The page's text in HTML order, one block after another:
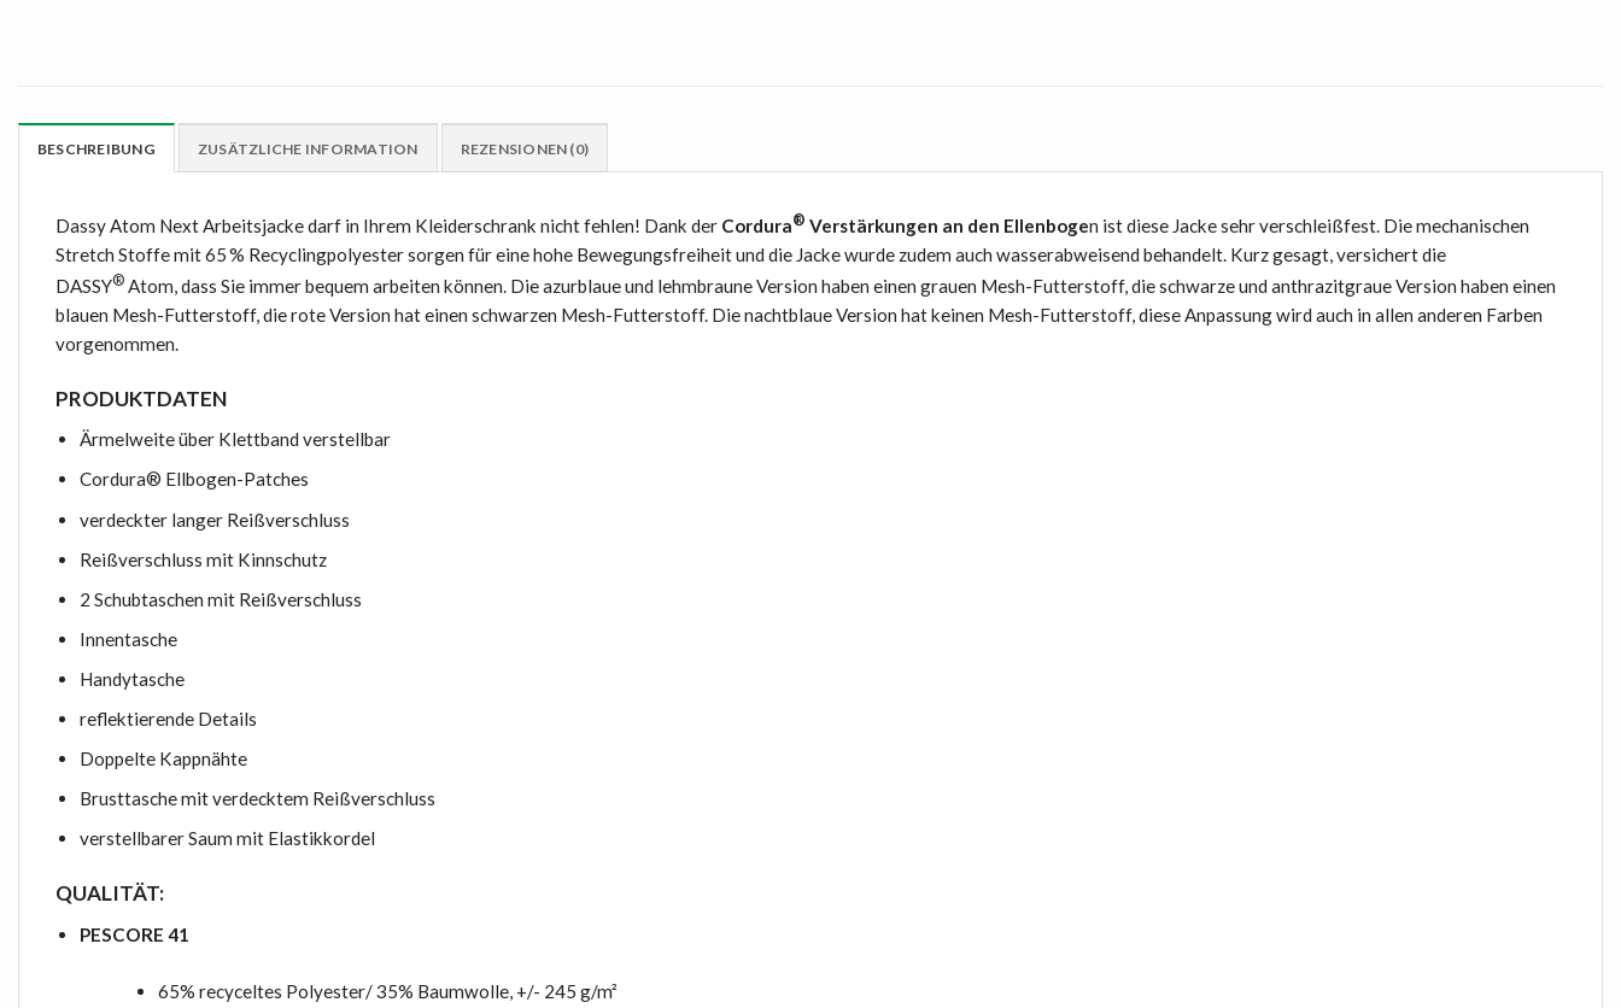
BESCHREIBUNG ZUSÄTZLICHE INFORMATION REZENSIONEN (0)
Dassy Atom Next Arbeitsjacke darf in Ihrem Kleiderschrank nicht fehlen! Dank der Cordura® Verstärkungen an den Ellenbogen ist diese Jacke sehr verschleißfest. Die mechanischen
Stretch Stoffe mit 65 % Recyclingpolyester sorgen für eine hohe Bewegungsfreiheit und die Jacke wurde zudem auch wasserabweisend behandelt. Kurz gesagt, versichert die
DASSY® Atom, dass Sie immer bequem arbeiten können. Die azurblaue und lehmbraune Version haben einen grauen Mesh-Futterstoff, die schwarze und anthrazitgraue Version haben einen
blauen Mesh-Futterstoff, die rote Version hat einen schwarzen Mesh-Futterstoff. Die nachtblaue Version hat keinen Mesh-Futterstoff, diese Anpassung wird auch in allen anderen Farben
vorgenommen.
PRODUKTDATEN
Ärmelweite über Klettband verstellbar
Cordura® Ellbogen-Patches
verdeckter langer Reißverschluss
Reißverschluss mit Kinnschutz
2 Schubtaschen mit Reißverschluss
Innentasche
Handytasche
reflektierende Details
Doppelte Kappnähte
Brusttasche mit verdecktem Reißverschluss
verstellbarer Saum mit Elastikkordel
QUALITÄT:
PESCORE 41
65% recyceltes Polyester/ 35% Baumwolle, +/- 245 g/m²